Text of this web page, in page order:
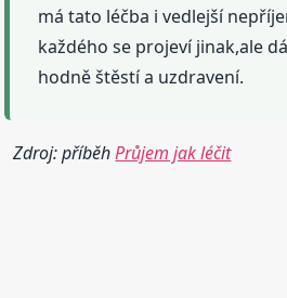
má tato léčba i vedlejší
každého se projeví jinak,ale
hodně štěstí a uzdravení.
Zdroj: příběhPrůjem jak léčit